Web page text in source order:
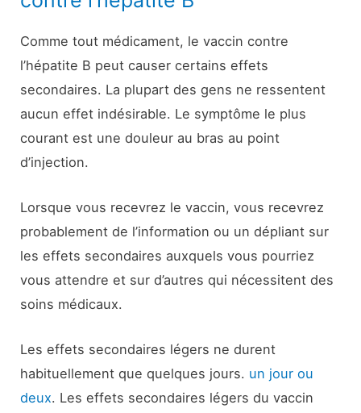
Comme tout médicament, le vaccin contre
l’hépatite B peut causer certains effets
secondaires. La plupart des gens ne ressentent
aucun effet indésirable. Le symptôme le plus
courant est une douleur au bras au point
d’injection.
Lorsque vous recevrez le vaccin, vous recevrez
probablement de l’information ou un dépliant sur
les effets secondaires auxquels vous pourriez
vous attendre et sur d’autres qui nécessitent des
soins médicaux.
Les effets secondaires légers ne durent
habituellement que quelques jours. un jour ou
deux. Les effets secondaires légers du vaccin